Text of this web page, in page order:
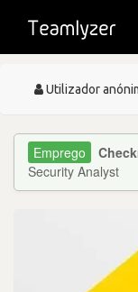
Toggle
Utilizador
Security Analyst